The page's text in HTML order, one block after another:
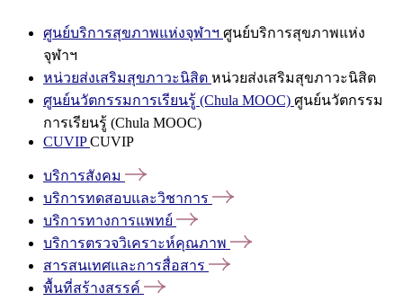
ศูนย์บริการสุขภาพแห่งจุฬาฯ ศูนย์บริการสุขภาพแห่ง
จุฬาฯ
หน่วยส่งเสริมสุขภาวะนิสิต หน่วยส่งเสริมสุขภาวะนิสิต
ศูนย์นวัตกรรมการเรียนรู้ (Chula MOOC) ศูนย์นวัตกรรม
การเรียนรู้ (Chula MOOC)
CUVIPCUVIP
บริการสังคม
บริการทดสอบและวิชาการ
บริการทางการแพทย์
บริการตรวจวิเคราะห์คุณภาพ
สารสนเทศและการสื่อสาร
พื้นที่สร้างสรรค์